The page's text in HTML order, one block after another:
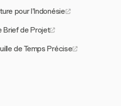
pour l'Indonésie
Brief de Projet
de Temps Précise